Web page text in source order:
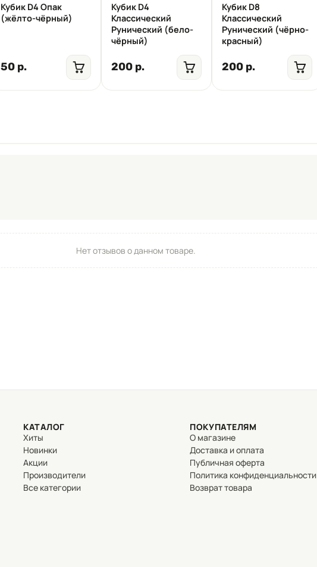
Кубик D4 Опак
(жёлто-чёрный)
50 р.
Кубик D4
Классический
Рунический (бело-
чёрный)
200 р.
Кубик D8
Классический
Рунический (чёрно-
красный)
200 р.
Нет отзывов о данном товаре.
КАТАЛОГ
Хиты
Новинки
Акции
Производители
Все категории
ПОКУПАТЕЛЯМ
О магазине
Доставка и оплата
Публичная оферта
Политика конфиденциальности
Возврат товара